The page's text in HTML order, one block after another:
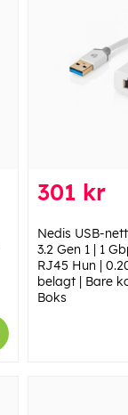
301 kr
Nedis USB-
3.2 Gen 1 | 1
RJ45 Hun |
belagt | Bare
Boks